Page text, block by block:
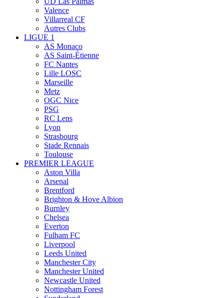
Valence
Villarreal CF
Autres Clubs
LIGUE 1
AS Monaco
AS Saint-Étienne
FC Nantes
Lille LOSC
Marseille
Metz
OGC Nice
PSG
RC Lens
Lyon
Strasbourg
Stade Rennais
Toulouse
PREMIER LEAGUE
Aston Villa
Arsenal
Brentford
Brighton & Hove Albion
Burnley
Chelsea
Everton
Fulham FC
Liverpool
Leeds United
Manchester City
Manchester United
Newcastle United
Nottingham Forest